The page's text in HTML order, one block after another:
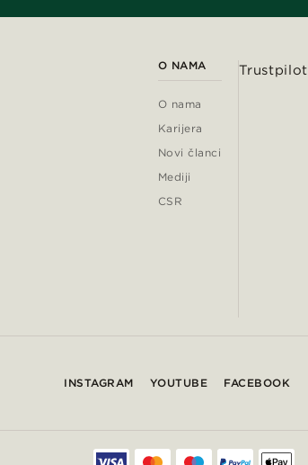
O NAMA
O nama
Karijera
Novi članci
Mediji
CSR
Trustpilot
INSTAGRAM YOUTUBE FACEBOOK